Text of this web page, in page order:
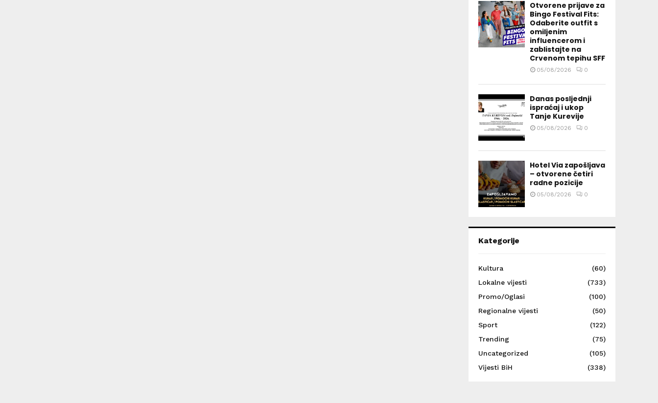
Otvorene prijave za
Bingo Festival Fits:
Odaberite outfit s
omiljenim
influencerom i
zablistajte na
Crvenom tepihu SFF
05/08/2026 0
Danas posljednji
ispraćaj i ukop
Tanje Kurevije
05/08/2026 0
Hotel Via zapošljava
– otvorene četiri
radne pozicije
05/08/2026 0
Kategorije
Kultura
(60)
Lokalne vijesti
(733)
Promo/Oglasi
(100)
Regionalne vijesti
(50)
Sport
(122)
Trending
(75)
Uncategorized
(105)
Vijesti BiH
(338)